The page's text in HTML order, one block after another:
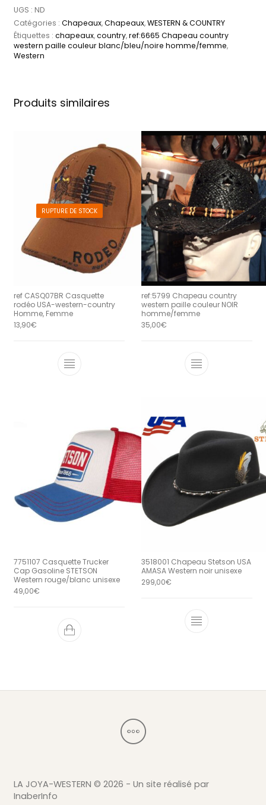
UGS : ND
Catégories : Chapeaux,Chapeaux,WESTERN & COUNTRY
Étiquettes : chapeaux,country,ref:6665 Chapeau country
western paille couleur blanc/bleu/noire homme/femme,
Western
Produits similaires
RUPTURE DE STOCK
ref CASQ07BR Casquette
rodéo USA-western-country
Homme, Femme
13,90€
ref:5799 Chapeau country
western paille couleur NOIR
homme/femme
35,00€
Ce produit a
7751107 Casquette Trucker
Cap Gasoline STETSON
Western rouge/blanc unisexe
49,00€
3518001 Chapeau Stetson USA
AMASA Western noir unisexe
299,00€
Ce produit a
LA JOYA-WESTERN © 2026 - Un site réalisé par
InaberInfo